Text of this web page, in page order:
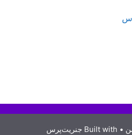
جنریت‌پرس